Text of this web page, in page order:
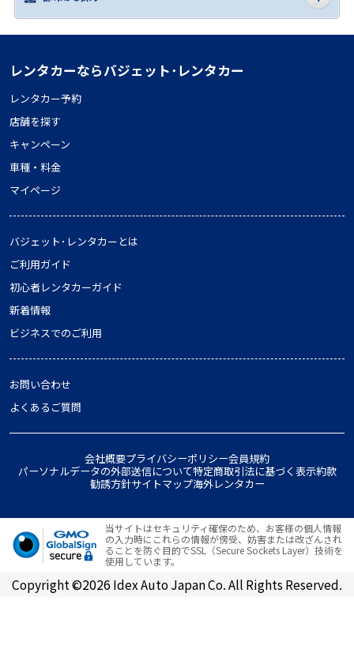
レンタカーならバジェット･レンタカー
レンタカー予約
店舗を探す
キャンペーン
車種・料金
マイページ
バジェット･レンタカーとは
ご利用ガイド
初心者レンタカーガイド
新着情報
ビジネスでのご利用
お問い合わせ
よくあるご質問
会社概要プライバシーポリシー会員規約
パーソナルデータの外部送信について特定商取引法に基づく表示約款
勧誘方針サイトマップ海外レンタカー
当サイトはセキュリティ確保のため、お客様の個人情報
の入力時にこれらの情報が傍受、妨害または改ざんされ
ることを防ぐ目的でSSL（Secure Sockets Layer）技術を
使用しています。
Copyright ©2026 Idex Auto Japan Co. All Rights Reserved.